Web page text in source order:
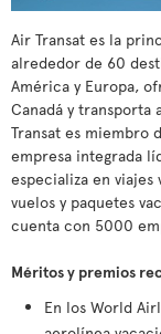
Air Transat es la
alrededor de 60
América y Europa,
Canadá y transporta
Transat es miembro
empresa integrada
especializa en
vuelos y paquetes
cuenta con 5000
Méritos y premios
En los World